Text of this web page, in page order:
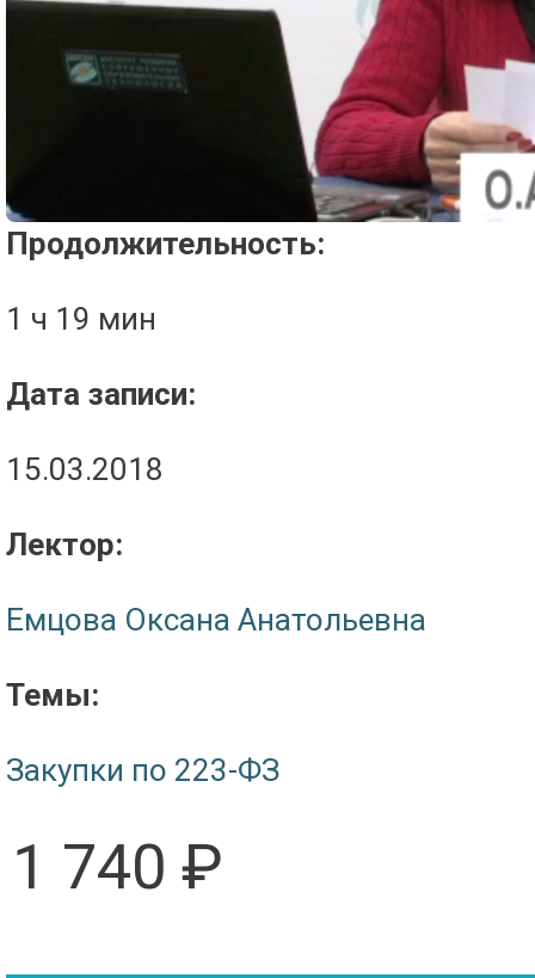
Продолжительность:
1 ч 19 мин
Дата записи:
15.03.2018
Лектор:
Емцова Оксана Анатольевна
Темы:
Закупки по 223-ФЗ
1 740 ₽